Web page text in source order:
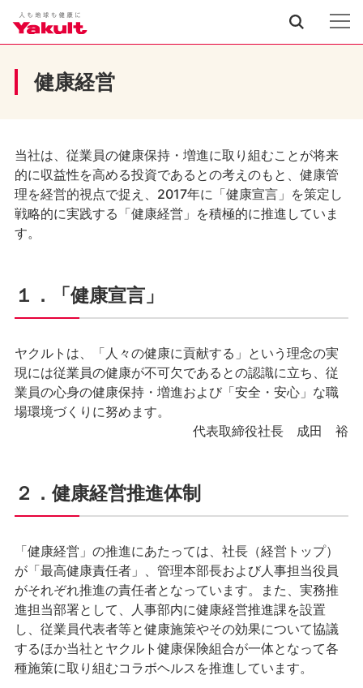
健康経営
当社は、従業員の健康保持・増進に取り組むことが将来
的に収益性を高める投資であるとの考えのもと、健康管
理を経営的視点で捉え、2017年に「健康宣言」を策定し
戦略的に実践する「健康経営」を積極的に推進していま
す。
１．「健康宣言」
ヤクルトは、「人々の健康に貢献する」という理念の実
現には従業員の健康が不可欠であるとの認識に立ち、従
業員の心身の健康保持・増進および「安全・安心」な職
場環境づくりに努めます。
代表取締役社長 成田 裕
２．健康経営推進体制
「健康経営」の推進にあたっては、社長（経営トップ）
が「最高健康責任者」、管理本部長および人事担当役員
がそれぞれ推進の責任者となっています。また、実務推
進担当部署として、人事部内に健康経営推進課を設置
し、従業員代表者等と健康施策やその効果について協議
するほか当社とヤクルト健康保険組合が一体となって各
種施策に取り組むコラボヘルスを推進しています。